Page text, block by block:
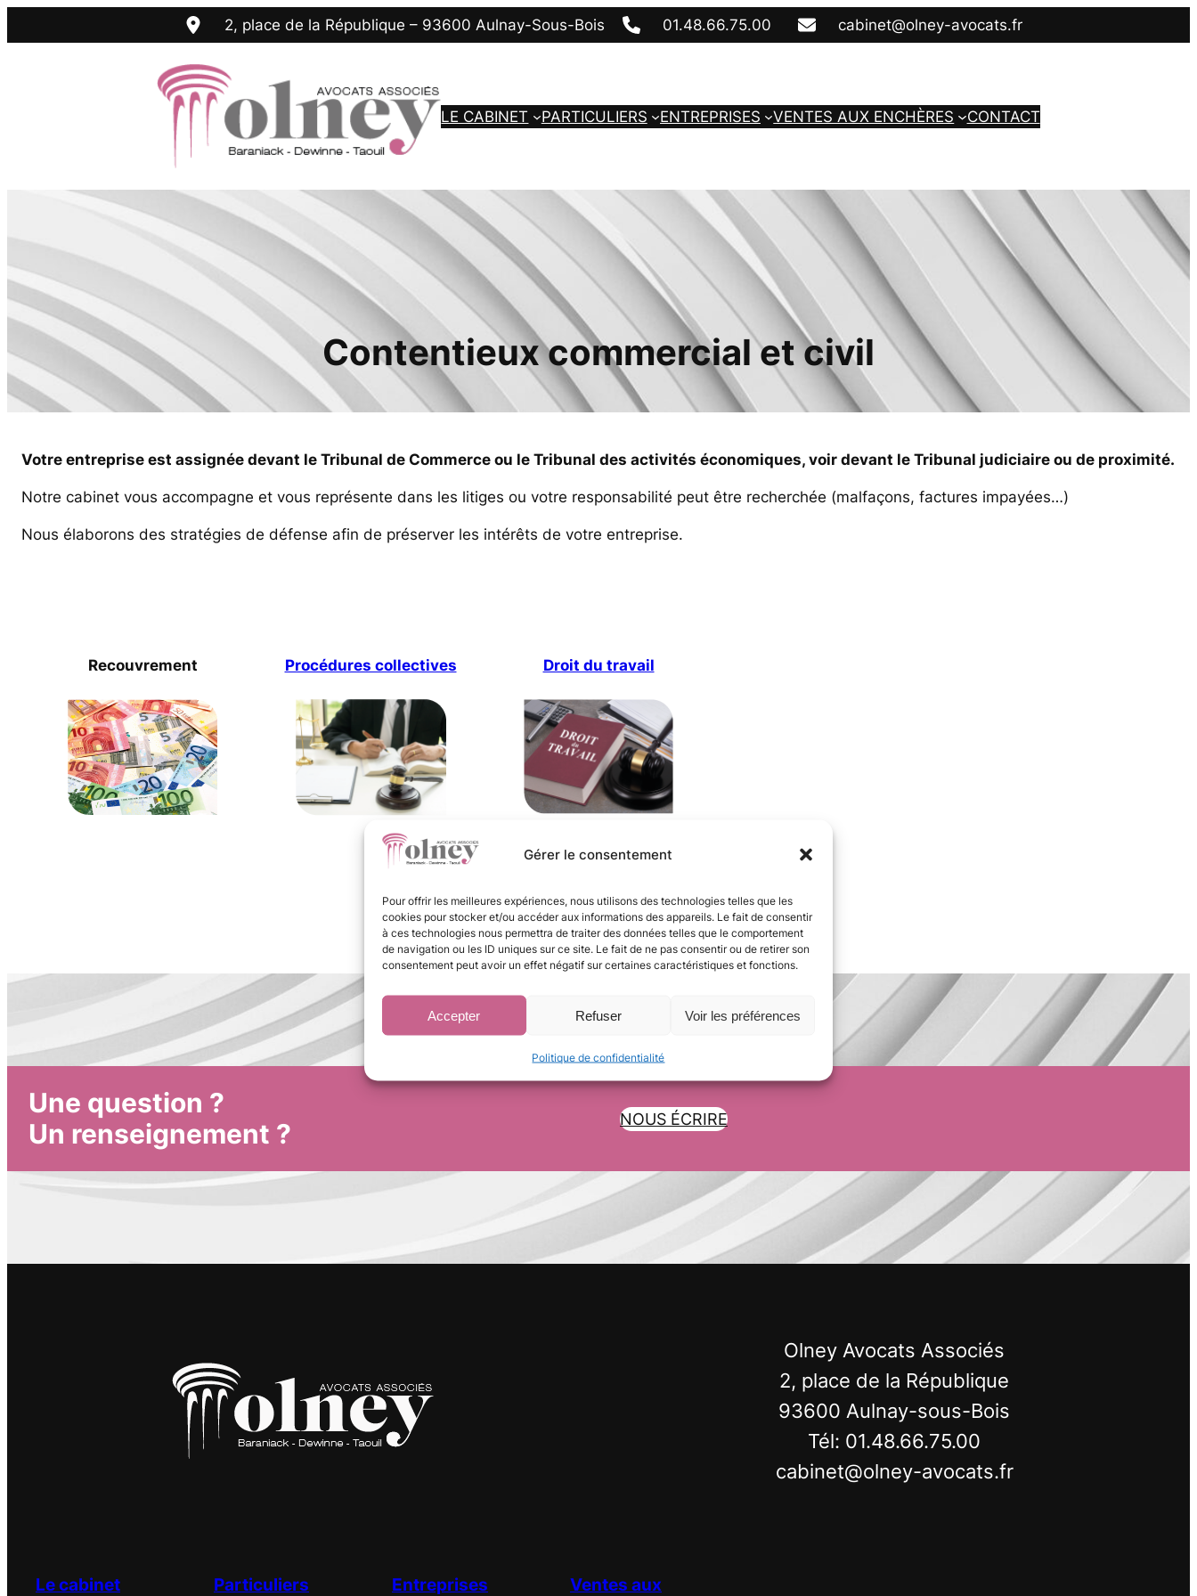
Gérer le consentement
Pour offrir les meilleures expériences, nous utilisons des technologies telles que les
cookies pour stocker et/ou accéder aux informations des appareils. Le fait de consentir
à ces technologies nous permettra de traiter des données telles que le comportement
de navigation ou les ID uniques sur ce site. Le fait de ne pas consentir ou de retirer son
consentement peut avoir un effet négatif sur certaines caractéristiques et fonctions.
Accepter Refuser Voir les préférences
Politique de confidentialité
au
2, place de la République – 93600 Aulnay-Sous-Bois 01.48.66.75.00 cabinet@olney-avocats.fr
LE CABINET PARTICULIERS ENTREPRISES VENTES AUX ENCHÈRES CONTACT
Contentieux commercial et civil
Votre entreprise est assignée devant le Tribunal de Commerce ou le Tribunal des activités économiques, voir devant le Tribunal judiciaire ou de proximité.
Notre cabinet vous accompagne et vous représente dans les litiges ou votre responsabilité peut être recherchée (malfaçons, factures impayées…)
Nous élaborons des stratégies de défense afin de préserver les intérêts de votre entreprise.
Recouvrement Procédures collectives Droit du travail
Bosqué & Associés devient le cabinet Olney Avocats Associés.
Une question ?
Un renseignement ?
NOUS ÉCRIRE
Olney Avocats Associés
2, place de la République
93600 Aulnay-sous-Bois
Tél: 01.48.66.75.00
cabinet@olney-avocats.fr
Le cabinet Particuliers Entreprises Ventes aux